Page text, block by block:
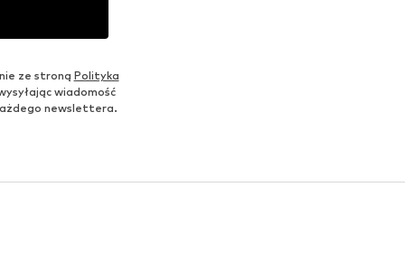
ze stroną Polityka
wiadomość
newslettera.